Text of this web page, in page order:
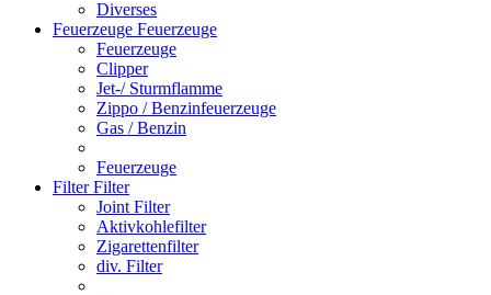
Diverses
Feuerzeuge Feuerzeuge
Feuerzeuge
Clipper
Jet-/ Sturmflamme
Zippo / Benzinfeuerzeuge
Gas / Benzin
Feuerzeuge
FilterFilter
Joint Filter
Aktivkohlefilter
Zigarettenfilter
div. Filter